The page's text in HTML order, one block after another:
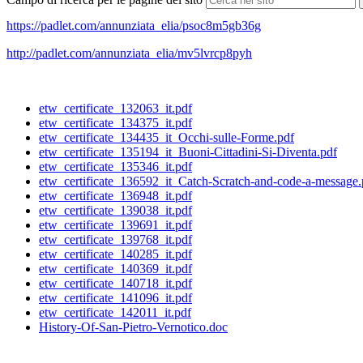
https://padlet.com/annunziata_elia/psoc8m5gb36g
http://padlet.com/annunziata_elia/mv5lvrcp8pyh
etw_certificate_132063_it.pdf
etw_certificate_134375_it.pdf
etw_certificate_134435_it_Occhi-sulle-Forme.pdf
etw_certificate_135194_it_Buoni-Cittadini-Si-Diventa.pdf
etw_certificate_135346_it.pdf
etw_certificate_136592_it_Catch-Scratch-and-code-a-
etw_certificate_136948_it.pdf
etw_certificate_139038_it.pdf
etw_certificate_139691_it.pdf
etw_certificate_139768_it.pdf
etw_certificate_140285_it.pdf
etw_certificate_140369_it.pdf
etw_certificate_140718_it.pdf
etw_certificate_141096_it.pdf
etw_certificate_142011_it.pdf
History-Of-San-Pietro-Vernotico.doc